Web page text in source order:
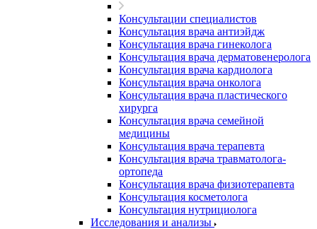
Консультации специалистов
Консультация врача антиэйдж
Консультация врача гинеколога
Консультация врача дерматовенеролога
Консультация врача кардиолога
Консультация врача онколога
Консультация врача пластического
хирурга
Консультация врача семейной
медицины
Консультация врача терапевта
Консультация врача травматолога-
ортопеда
Консультация врача физиотерапевта
Консультация косметолога
Консультация нутрициолога
Исследования и анализы